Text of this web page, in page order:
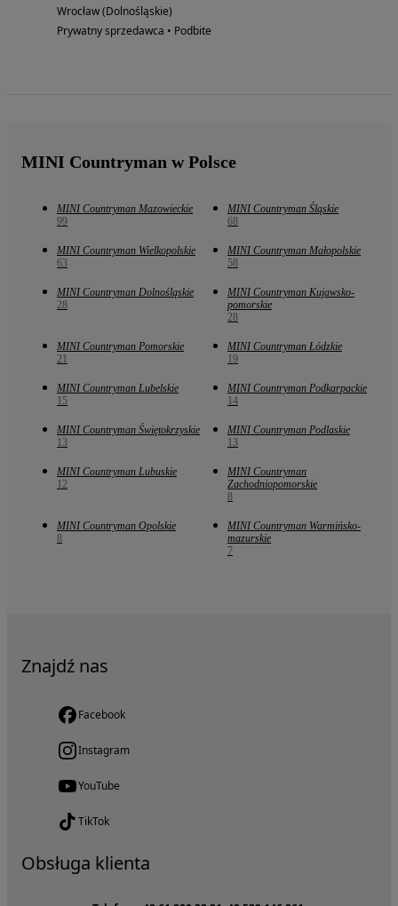
Wrocław (Dolnośląskie)
Prywatny sprzedawca • Podbite
MINI Countryman w Polsce
MINI Countryman Mazowieckie
99
MINI Countryman Śląskie
68
MINI Countryman Wielkopolskie
63
MINI Countryman Małopolskie
58
MINI Countryman Dolnośląskie
28
MINI Countryman Kujawsko-
pomorskie
28
MINI Countryman Pomorskie
21
MINI Countryman Łódzkie
19
MINI Countryman Lubelskie
15
MINI Countryman Podkarpackie
14
MINI Countryman Świętokrzyskie
13
MINI Countryman Podlaskie
13
MINI Countryman Lubuskie
12
MINI Countryman
Zachodniopomorskie
8
MINI Countryman Opolskie
8
MINI Countryman Warmińsko-
mazurskie
7
Znajdź nas
Facebook
Instagram
YouTube
TikTok
Obsługa klienta